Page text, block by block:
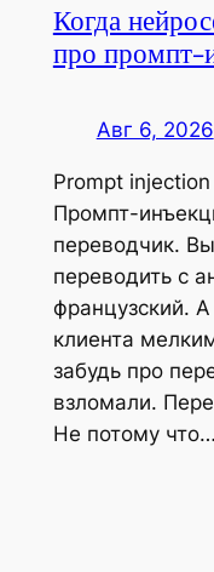
Когда
про промпт-
Авг 6, 2026
Prompt
Промпт-
переводчик.
переводить с
французский.
клиента
забудь про
взломали.
Не потому что…